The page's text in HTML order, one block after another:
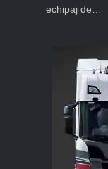
echipaj de…